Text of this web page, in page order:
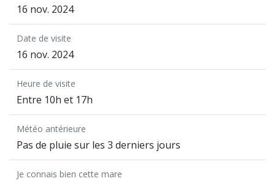
16 nov. 2024
Date de visite
16 nov. 2024
Heure de visite
Entre 10h et 17h
Météo antérieure
Pas de pluie sur les 3 derniers jours
Je connais bien cette mare